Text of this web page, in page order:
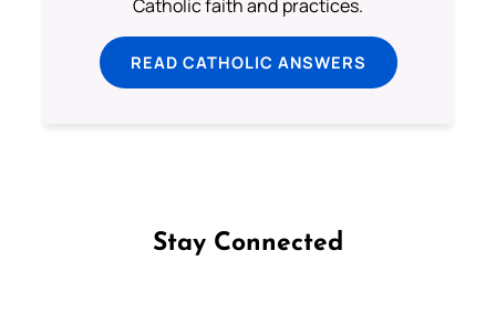
Catholic faith and practices.
READ CATHOLIC ANSWERS
Stay Connected